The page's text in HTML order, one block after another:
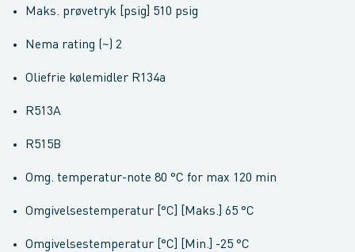
Maks. prøvetryk [psig] 510 psig
Nema rating (~) 2
Oliefrie kølemidler R134a
R513A
R515B
Omg. temperatur-note 80 °C for max 120 min
Omgivelsestemperatur [°C] [Maks.] 65 °C
Omgivelsestemperatur [°C] [Min.] -25 °C